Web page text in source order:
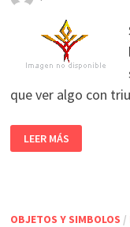
que ver algo con
LEER MÁS
OBJETOS Y SIMBOLOS /